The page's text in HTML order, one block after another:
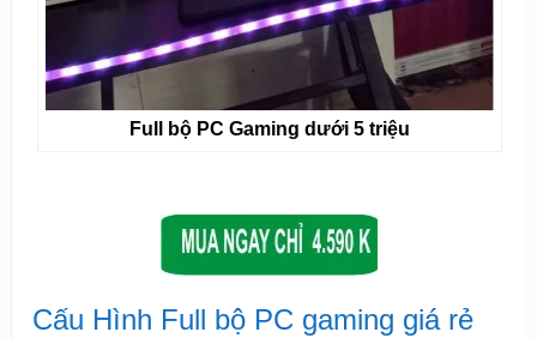
Full bộ PC Gaming dưới 5 triệu
Cấu Hình Full bộ PC gaming giá rẻ